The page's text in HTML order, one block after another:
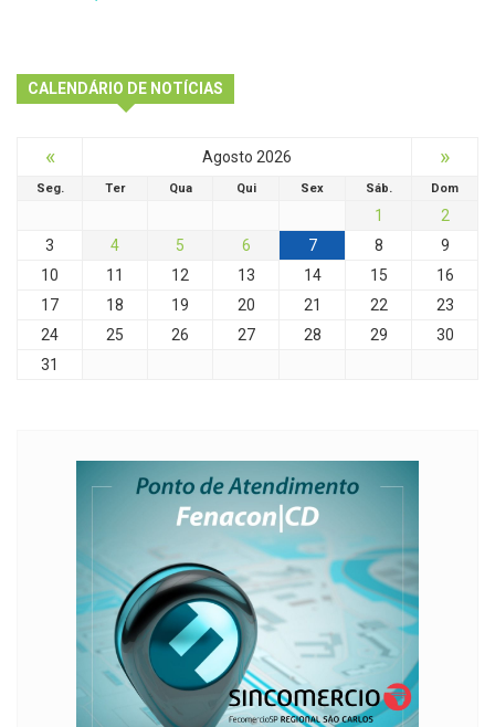
CALENDÁRIO DE NOTÍCIAS
« Agosto 2026 »
Seg. Ter Qua Qui Sex Sáb. Dom
1
2
3
4 5 6 7 8
9
10
11 12 13 14 15
16
17
18 19 20 21 22
23
24
25 26 27 28 29
30
31